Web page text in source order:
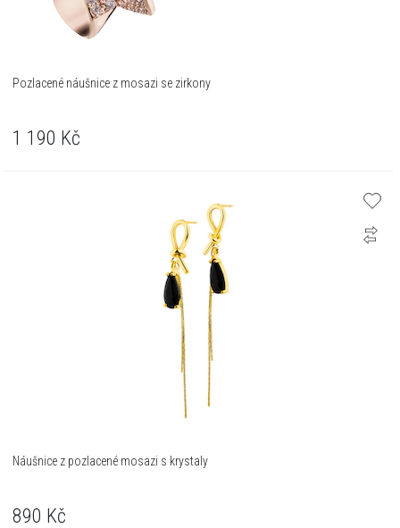
Pozlacené náušnice z mosazi se zirkony
1 190 Kč
Náušnice z pozlacené mosazi s krystaly
890 Kč